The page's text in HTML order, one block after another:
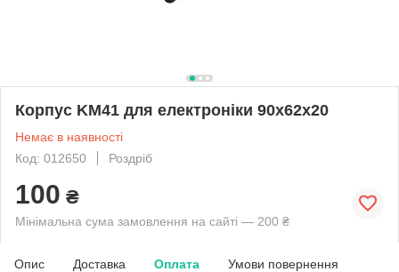
Корпус KM41 для електроніки 90х62х20
Немає в наявності
Код: 012650
Роздріб
100 ₴
Мінімальна сума замовлення на сайті — 200 ₴
Опис Доставка Оплата Умови повернення